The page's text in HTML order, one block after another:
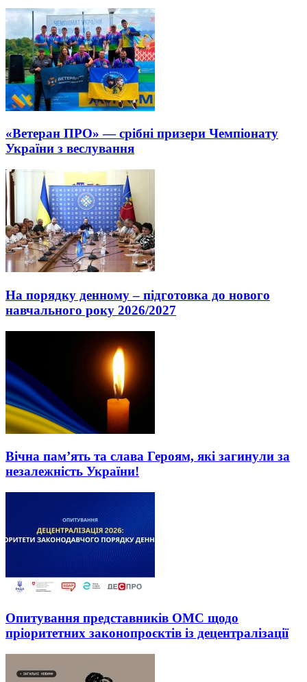
«Ветеран ПРО» — срібні призери Чемпіонату
України з веслування
На порядку денному – підготовка до нового
навчального року 2026/2027
Вічна пам’ять та слава Героям, які загинули за
незалежність України!
Опитування представників ОМС щодо
пріоритетних законопроєктів із децентралізації